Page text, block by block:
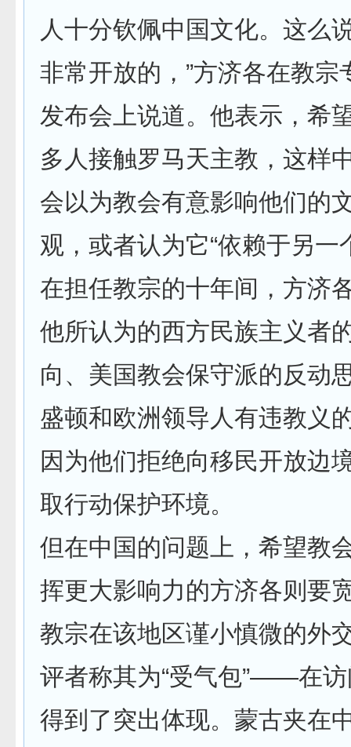
人十分钦佩中国文化。这么
非常开放的，”方济各在教宗
发布会上说道。他表示，希
多人接触罗马天主教，这样
会以为教会有意影响他们的
观，或者认为它“依赖于另一
在担任教宗的十年间，方济
他所认为的西方民族主义者
向、美国教会保守派的反动
盛顿和欧洲领导人有违教义
因为他们拒绝向移民开放边
取行动保护环境。
但在中国的问题上，希望教
挥更大影响力的方济各则要
教宗在该地区谨小慎微的
评者称其为“受气包”——在
得到了突出体现。蒙古夹在